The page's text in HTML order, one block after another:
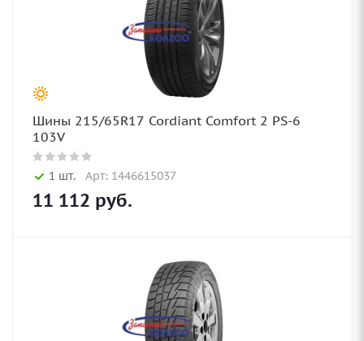
Шины 215/65R17 Cordiant Comfort 2 PS-6
103V
1 шт. Арт: 1446615037
11 112 руб.